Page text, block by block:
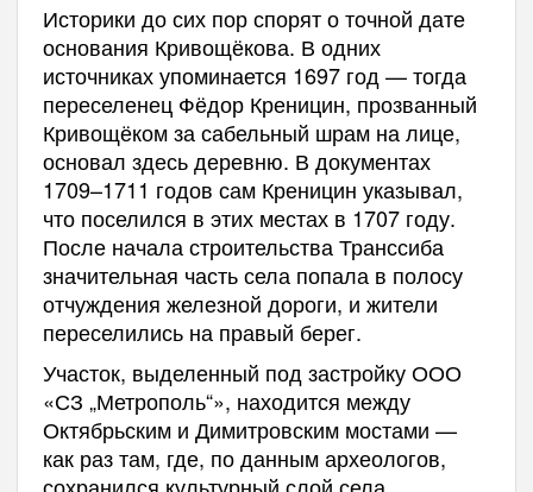
Историки до сих пор спорят о точной дате
основания Кривощёкова. В одних
источниках упоминается 1697 год — тогда
переселенец Фёдор Креницин, прозванный
Кривощёком за сабельный шрам на лице,
основал здесь деревню. В документах
1709–1711 годов сам Креницин указывал,
что поселился в этих местах в 1707 году.
После начала строительства Транссиба
значительная часть села попала в полосу
отчуждения железной дороги, и жители
переселились на правый берег.
Участок, выделенный под застройку ООО
«СЗ „Метрополь“», находится между
Октябрьским и Димитровским мостами —
как раз там, где, по данным археологов,
сохранился культурный слой села